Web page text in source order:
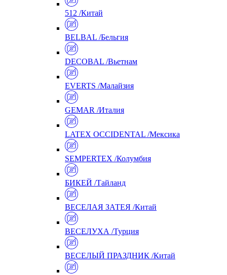
512 /Китай
BELBAL /Бельгия
DECOBAL /Вьетнам
EVERTS /Малайзия
GEMAR /Италия
LATEX OCCIDENTAL /Мексика
SEMPERTEX /Колумбия
БИКЕЙ /Тайланд
ВЕСЕЛАЯ ЗАТЕЯ /Китай
ВЕСЕЛУХА /Турция
ВЕСЕЛЫЙ ПРАЗДНИК /Китай